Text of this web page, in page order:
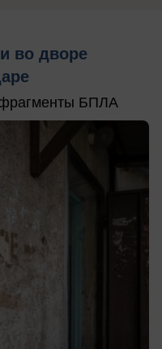
во дворе
БПЛА